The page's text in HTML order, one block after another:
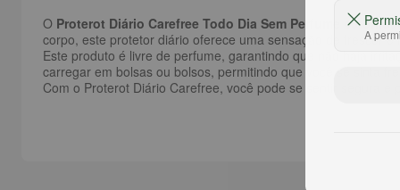
O Proterot Diário Carefree Todo Dia Sem Perfume 40
corpo, este protetor diário oferece uma sensação de frescor
Este produto é livre de perfume, garantindo que não haja
carregar em bolsas ou bolsos, permitindo que você se sinta
Com o Proterot Diário Carefree, você pode se sentir segura
A